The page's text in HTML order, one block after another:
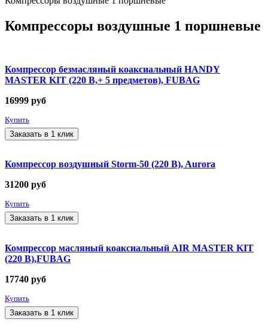
Компрессоры воздушные 1 поршневые
Компрессор безмасляный коаксиальный HANDY
MASTER KIT (220 В,+ 5 предметов), FUBAG
16999 руб
Купить
Заказать в 1 клик
Компрессор воздушный Storm-50 (220 В), Aurora
31200 руб
Купить
Заказать в 1 клик
Компрессор масляный коаксиальный AIR MASTER KIT
(220 В),FUBAG
17740 руб
Купить
Заказать в 1 клик